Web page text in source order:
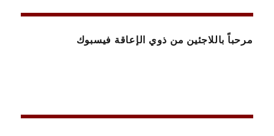
مرحباً باللاجئين من ذوي الإعاقة فيسبوك